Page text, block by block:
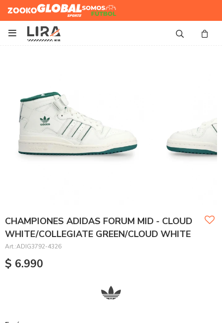
Zooko Global Sports
Somos
Futbol

CHAMPIONES ADIDAS FORUM MID - CLOUD
WHITE/COLLEGIATE GREEN/CLOUD WHITE
ADIG3792-4326
$ 6.990